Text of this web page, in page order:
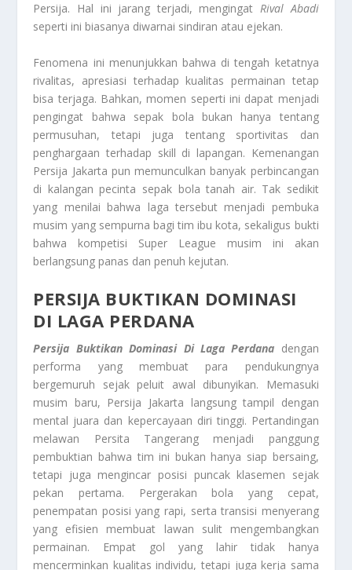
Persija. Hal ini jarang terjadi, mengingat Rival Abadi
seperti ini biasanya diwarnai sindiran atau ejekan.
Fenomena ini menunjukkan bahwa di tengah ketatnya
rivalitas, apresiasi terhadap kualitas permainan tetap
bisa terjaga. Bahkan, momen seperti ini dapat menjadi
pengingat bahwa sepak bola bukan hanya tentang
permusuhan, tetapi juga tentang sportivitas dan
penghargaan terhadap skill di lapangan. Kemenangan
Persija Jakarta pun memunculkan banyak perbincangan
di kalangan pecinta sepak bola tanah air. Tak sedikit
yang menilai bahwa laga tersebut menjadi pembuka
musim yang sempurna bagi tim ibu kota, sekaligus bukti
bahwa kompetisi Super League musim ini akan
berlangsung panas dan penuh kejutan.
PERSIJA BUKTIKAN DOMINASI
DI LAGA PERDANA
Persija Buktikan Dominasi Di Laga Perdana dengan
performa yang membuat para pendukungnya
bergemuruh sejak peluit awal dibunyikan. Memasuki
musim baru, Persija Jakarta langsung tampil dengan
mental juara dan kepercayaan diri tinggi. Pertandingan
melawan Persita Tangerang menjadi panggung
pembuktian bahwa tim ini bukan hanya siap bersaing,
tetapi juga mengincar posisi puncak klasemen sejak
pekan pertama. Pergerakan bola yang cepat,
penempatan posisi yang rapi, serta transisi menyerang
yang efisien membuat lawan sulit mengembangkan
permainan. Empat gol yang lahir tidak hanya
mencerminkan kualitas individu, tetapi juga kerja sama